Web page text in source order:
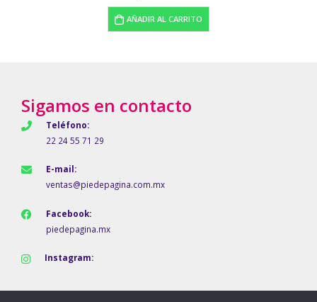
LEER MÁS
Sigamos en contacto
Teléfono:
22 24 55 71 29
E-mail:
ventas@piedepagina.com.mx
Facebook:
piedepagina.mx
Instagram: